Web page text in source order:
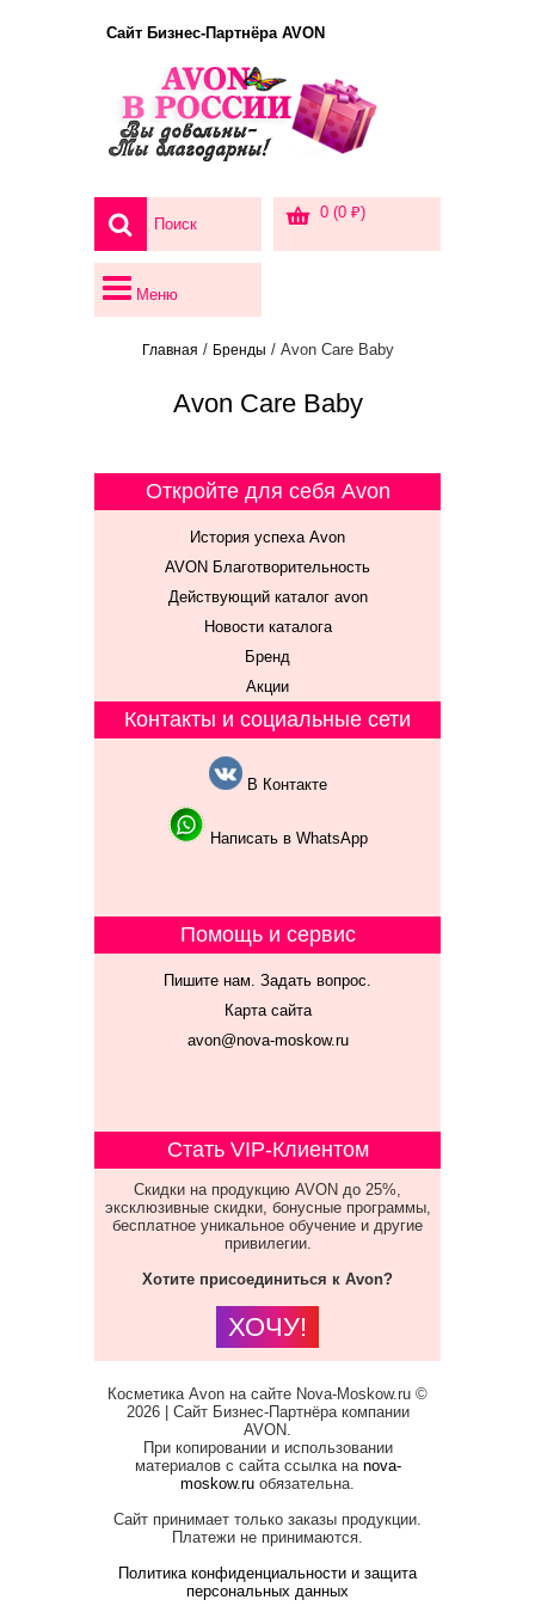
Сайт Бизнес-Партнёра AVON
0 (0 ₽)
Меню
Главная / Бренды / Avon Care Baby
Avon Care Baby
Откройте для себя Avon
История успеха Avon
AVON Благотворительность
Действующий каталог avon
Новости каталога
Бренд
Акции
Контакты и социальные сети
В Контакте
Написать в WhatsApp
Помощь и сервис
Пишите нам. Задать вопрос.
Карта сайта
avon@nova-moskow.ru
Стать VIP-Клиентом
Скидки на продукцию AVON до 25%,
эксклюзивные скидки, бонусные программы,
бесплатное уникальное обучение и другие
привилегии.
Хотите присоединиться к Avon?
ХОЧУ!
Косметика Avon на сайте Nova-Moskow.ru ©
2026 | Сайт Бизнес-Партнёра компании
AVON.
При копировании и использовании
материалов с сайта ссылка на nova-
moskow.ru обязательна.
Сайт принимает только заказы продукции.
Платежи не принимаются.
Политика конфиденциальности и защита
персональных данных